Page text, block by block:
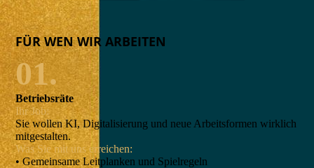
FÜR WEN WIR ARBEITEN
01.
Betriebsräte
Ihr Job:
Sie wollen KI, Digitalisierung und neue Arbeitsformen wirklich
mitgestalten.
Was Sie mit uns erreichen:
• Gemeinsame Leitplanken und Spielregeln